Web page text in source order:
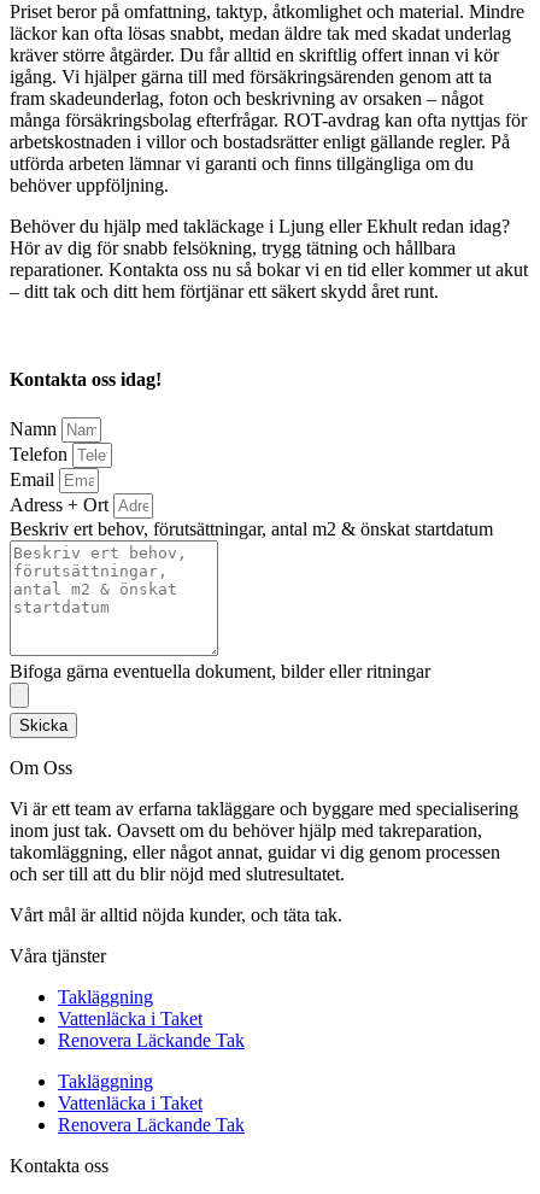
Priset beror på omfattning, taktyp, åtkomlighet och material. Mindre
läckor kan ofta lösas snabbt, medan äldre tak med skadat underlag
kräver större åtgärder. Du får alltid en skriftlig offert innan vi kör
igång. Vi hjälper gärna till med försäkringsärenden genom att ta
fram skadeunderlag, foton och beskrivning av orsaken – något
många försäkringsbolag efterfrågar. ROT-avdrag kan ofta nyttjas för
arbetskostnaden i villor och bostadsrätter enligt gällande regler. På
utförda arbeten lämnar vi garanti och finns tillgängliga om du
behöver uppföljning.
Behöver du hjälp med takläckage i Ljung eller Ekhult redan idag?
Hör av dig för snabb felsökning, trygg tätning och hållbara
reparationer. Kontakta oss nu så bokar vi en tid eller kommer ut akut
– ditt tak och ditt hem förtjänar ett säkert skydd året runt.
Kontakta oss idag!
Namn
Telefon
Email
Adress + Ort
Beskriv ert behov, förutsättningar, antal m2 & önskat startdatum
Bifoga gärna eventuella dokument, bilder eller ritningar
Skicka
Om Oss
Vi är ett team av erfarna takläggare och byggare med specialisering
inom just tak. Oavsett om du behöver hjälp med takreparation,
takomläggning, eller något annat, guidar vi dig genom processen
och ser till att du blir nöjd med slutresultatet.
Vårt mål är alltid nöjda kunder, och täta tak.
Våra tjänster
Takläggning
Vattenläcka i Taket
Renovera Läckande Tak
Takläggning
Vattenläcka i Taket
Renovera Läckande Tak
Kontakta oss